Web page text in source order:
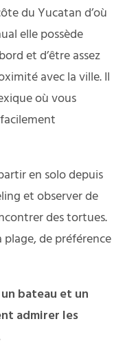
du Yucatan d’où
elle possède
et d’être assez
avec la ville. Il
où vous
en solo depuis
et observer de
des tortues.
de préférence
bateau et un
admirer les